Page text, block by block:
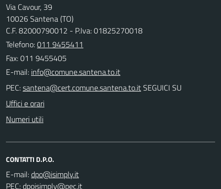
Via Cavour, 39
10026 Santena (TO)
C.F. 82000790012 - P.Iva: 01825270018
Telefono:011 9455411
Fax: 011 9455405
E-mail:
PEC:
SEGUICI SU
Uffici e orari
Numeri utili
CONTATTI D.P.O.
E-mail:
PEC: